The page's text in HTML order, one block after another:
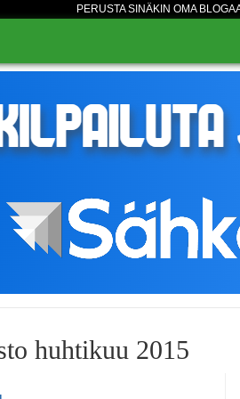
PERUSTA SINÄKIN OMA
huhtikuu 2015